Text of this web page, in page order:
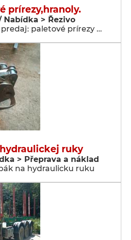
prírezy,hranoly.
Nabídka > Řezivo
paletové prírezy …
ruky
> Přeprava a náklad
na hydraulicku ruku